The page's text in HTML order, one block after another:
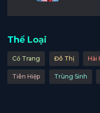
Thể Loại
Cổ Trang Đô Thị Hài
Tiên Hiệp Trùng Sinh